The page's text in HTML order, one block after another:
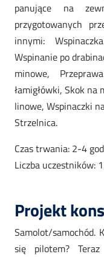
panujące na
przygotowanych
innymi:
Wspinanie po
minowe,
łamigłówki, Skok
linowe, Wspinaczki
Strzelnica.
Czas trwania: 2-4
Liczba uczestników:
Projekt
Samolot/
się pilotem?